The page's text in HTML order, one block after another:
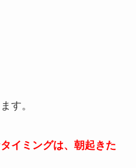
す。
イミングは、朝起きた